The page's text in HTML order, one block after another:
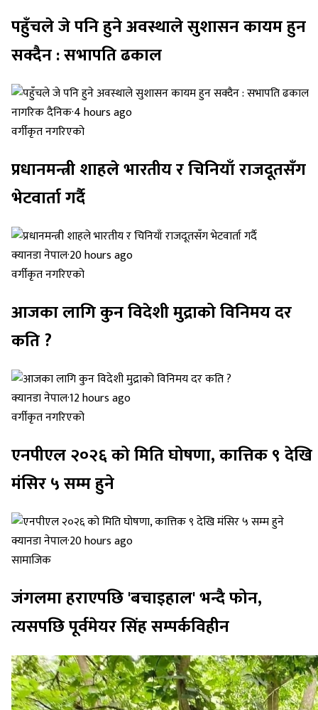
पहुँचले जे पनि हुने अवस्थाले सुशासन कायम हुन
सक्दैन : सभापति ढकाल
नागरिक दैनिक·4 hours ago
वर्गीकृत नगरिएको
प्रधानमन्त्री शाहले भारतीय र चिनियाँ राजदूतसँग
भेटवार्ता गर्दै
क्यानडा नेपाल·20 hours ago
वर्गीकृत नगरिएको
आजका लागि कुन विदेशी मुद्राको विनिमय दर
कति ?
क्यानडा नेपाल·12 hours ago
वर्गीकृत नगरिएको
एनपीएल २०२६ को मिति घोषणा, कात्तिक ९ देखि
मंसिर ५ सम्म हुने
क्यानडा नेपाल·20 hours ago
सामाजिक
जंगलमा हराएपछि 'बचाइहाल' भन्दै फोन,
त्यसपछि पूर्वमेयर सिंह सम्पर्कविहीन